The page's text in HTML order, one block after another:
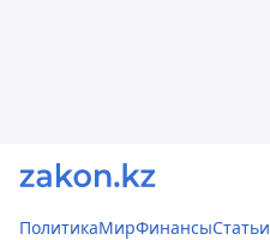
ПолитикаМирФинансыСтатьи